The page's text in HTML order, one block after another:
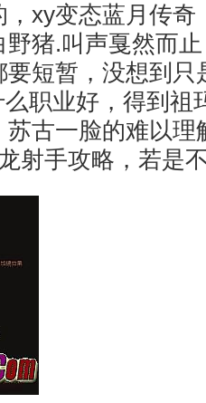
，xy变态蓝月传奇
猪.叫声戛然而止
短暂，没想到只
职业好，得到祖
古一脸的难以理
射手攻略，若是